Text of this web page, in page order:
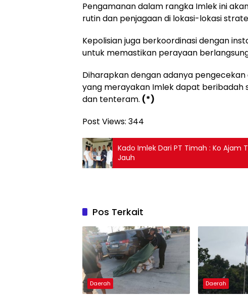
Pengamanan dalam rangka Imlek ini
rutin dan penjagaan di lokasi-lokasi
Kepolisian juga berkoordinasi dengan
untuk memastikan perayaan
Diharapkan dengan adanya
yang merayakan Imlek dapat beribadah
dan tenteram. (*)
Post Views: 344
Kado Imlek Dari PT Timah : Ko Ajam
Jauh
Pos Terkait
Daerah Daerah